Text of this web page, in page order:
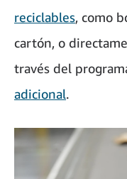
reciclables, como
cartón, o
través del
adicional.